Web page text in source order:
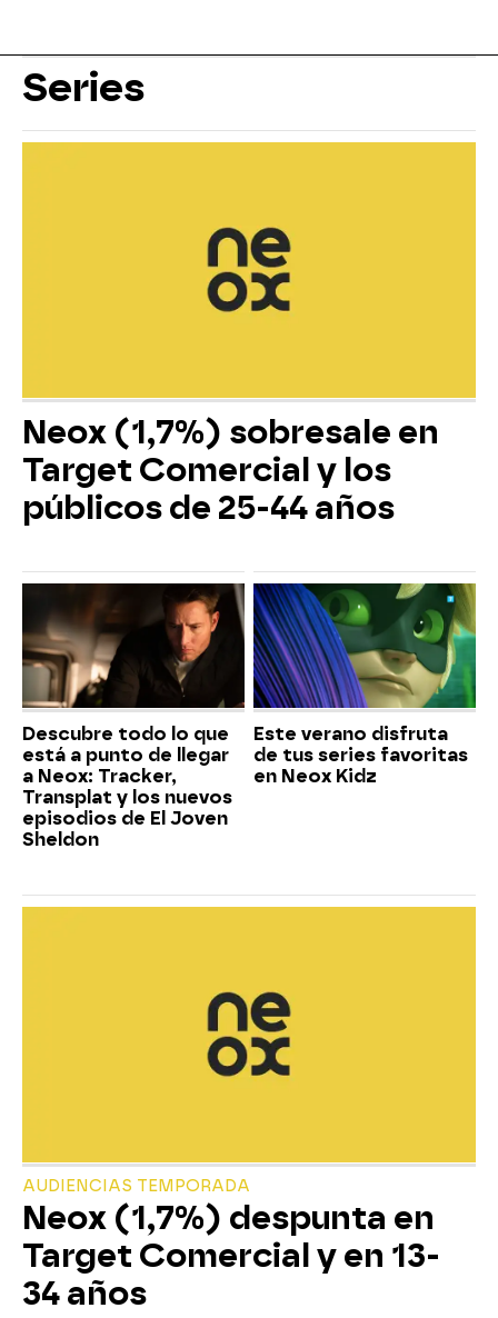
Series
Neox (1,7%) sobresale en
Target Comercial y los
públicos de 25-44 años
Descubre todo lo que
está a punto de llegar
a Neox: Tracker,
Transplat y los nuevos
episodios de El Joven
Sheldon
Este verano disfruta
de tus series favoritas
en Neox Kidz
AUDIENCIAS TEMPORADA
Neox (1,7%) despunta en
Target Comercial y en 13-
34 años